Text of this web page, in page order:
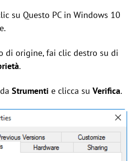
su Questo PC in Windows 10
di origine, fai clic destro su di
.
Strumenti e clicca su Verifica.